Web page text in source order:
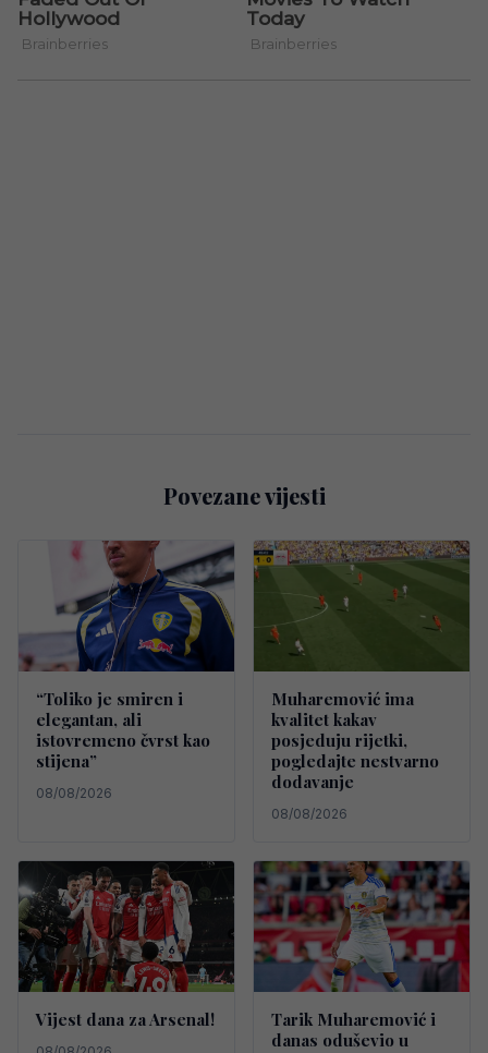
Povezane vijesti
“Toliko je smiren i
elegantan, ali
istovremeno čvrst kao
stijena”
08/08/2026
Muharemović ima
kvalitet kakav
posjeduju rijetki,
pogledajte nestvarno
dodavanje
08/08/2026
Vijest dana za Arsenal!
Tarik Muharemović i
danas oduševio u